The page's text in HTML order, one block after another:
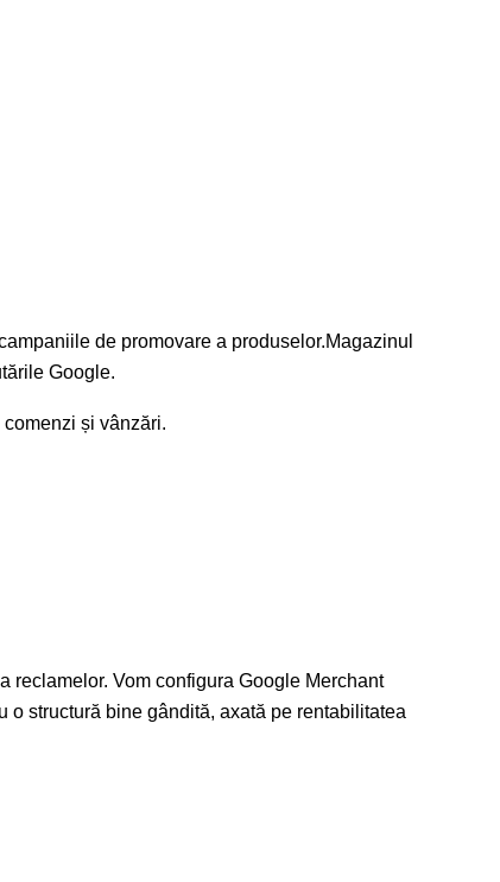
de promovare a produselor.Magazinul
Google.
și vânzări.
reclamelor. Vom configura Google Merchant
structură bine gândită, axată pe rentabilitatea